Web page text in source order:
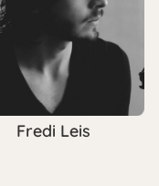
Fredi Leis